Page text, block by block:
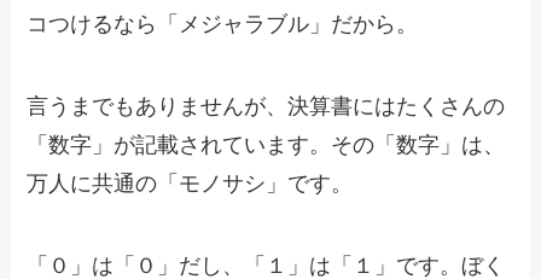
コつけるなら「メジャラブル」だから。
言うまでもありませんが、決算書にはたくさんの
「数字」が記載されています。その「数字」は、
万人に共通の「モノサシ」です。
「０」は「０」だし、「１」は「１」です。ぼく